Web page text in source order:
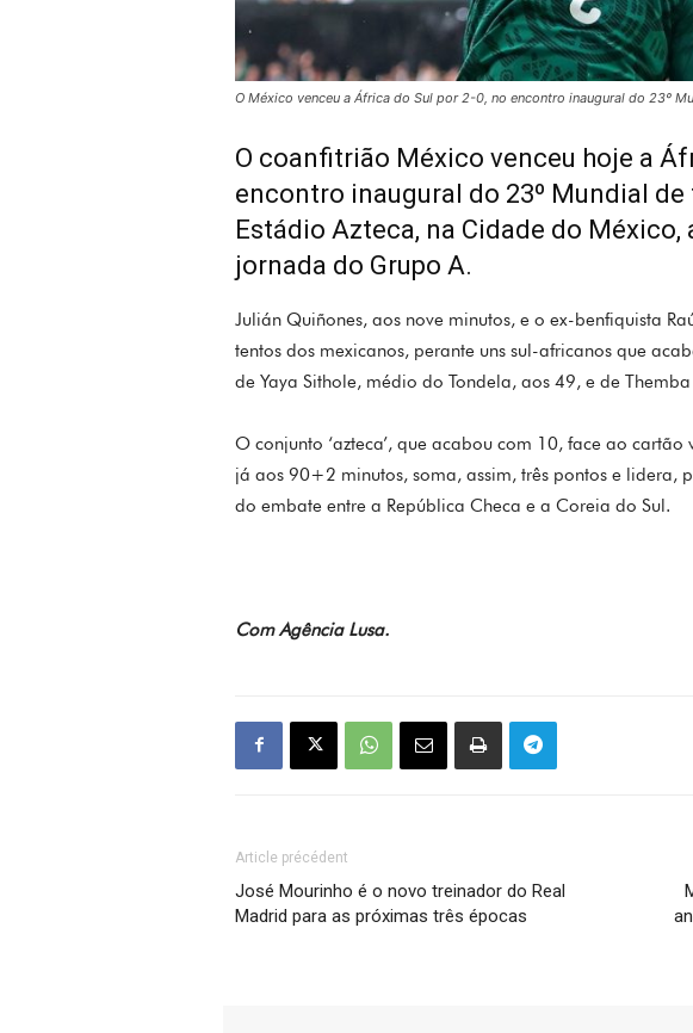
O México venceu a África do Sul por 2-0, no encontro inaugural do 23º
O coanfitrião México venceu hoje a
encontro inaugural do 23º Mundial
Estádio Azteca, na Cidade do
jornada do Grupo A.
Julián Quiñones, aos nove minutos, e o ex-benfiquista
tentos dos mexicanos, perante uns sul-africanos que
de Yaya Sithole, médio do Tondela, aos 49, e de
O conjunto ‘azteca’, que acabou com 10, face ao
já aos 90+2 minutos, soma, assim, três pontos e lidera,
do embate entre a República Checa e a Coreia do Sul.
Com Agência Lusa.
Article précédent
José Mourinho é o novo treinador do Real
Madrid para as próximas três épocas